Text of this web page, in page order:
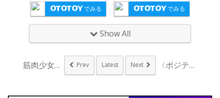
でみる でみる
Show All
筋肉少女帯、新作ジャ... Prev Latest Next 〈ポジティヴノイロー...